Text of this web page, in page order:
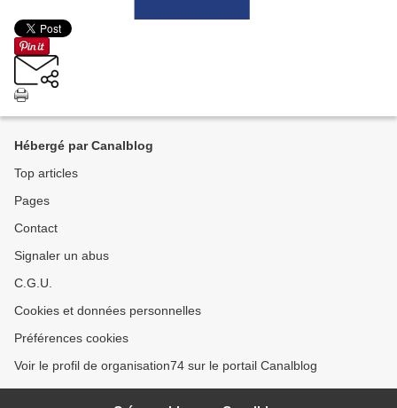
Hébergé par Canalblog
Top articles
Pages
Contact
Signaler un abus
C.G.U.
Cookies et données personnelles
Préférences cookies
Voir le profil de organisation74 sur le portail Canalblog